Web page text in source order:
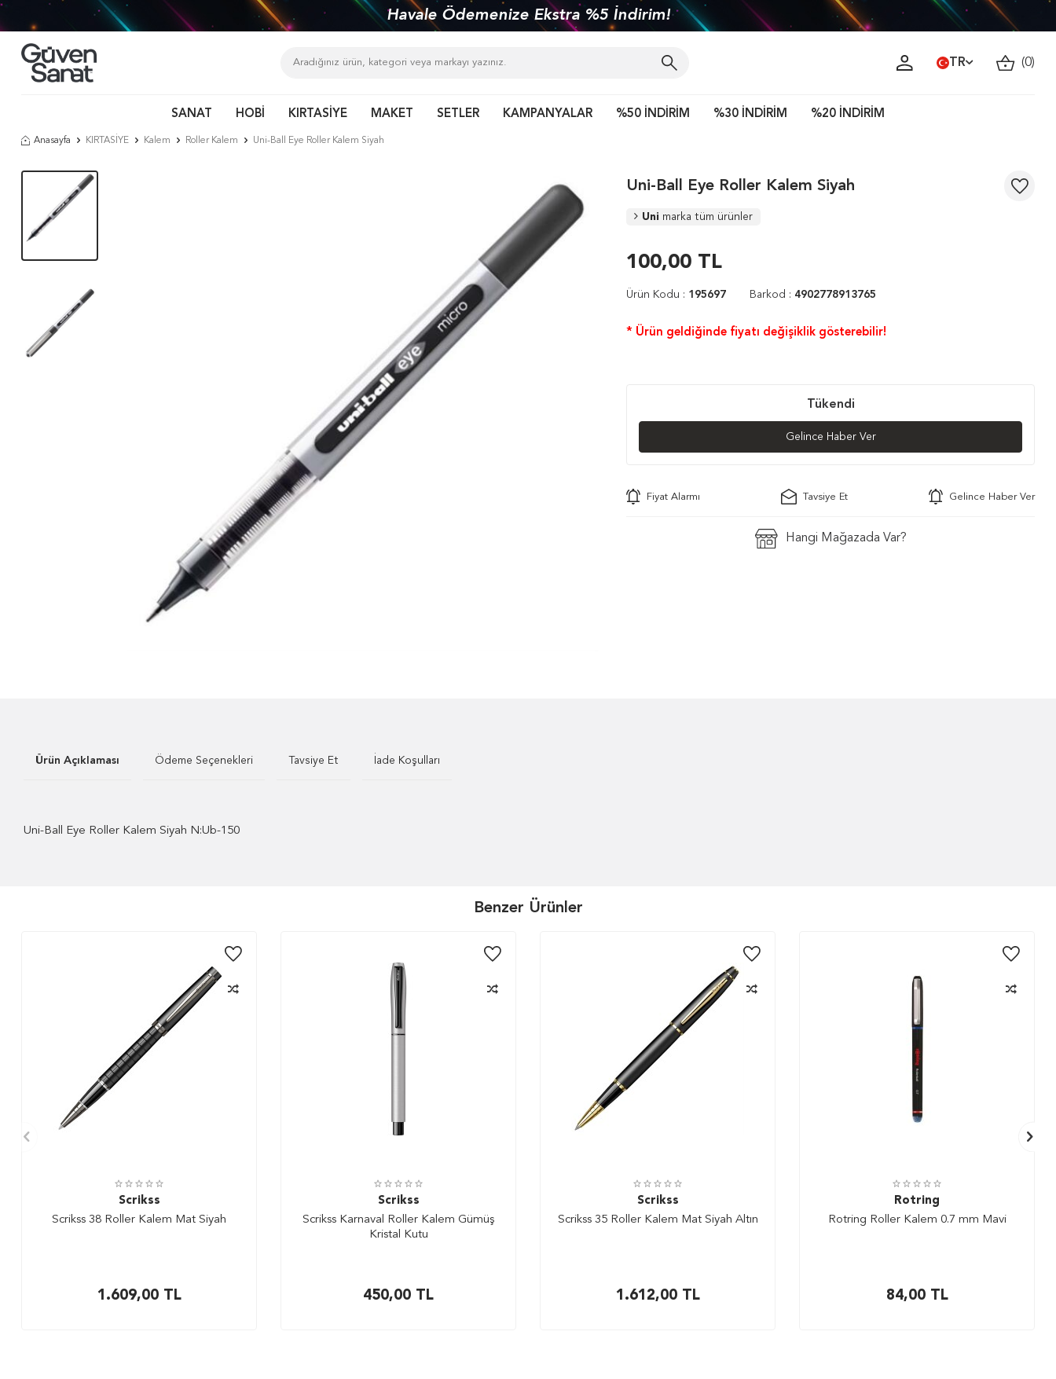
Havale Ödemenize Ekstra %5 İndirim!
TR (0)
SANAT HOBİ KIRTASİYE MAKET SETLER KAMPANYALAR %50 İNDİRİM %30 İNDİRİM %20 İNDİRİM
Anasayfa KIRTASİYE Kalem Roller Kalem Uni-Ball Eye Roller Kalem Siyah
Uni-Ball Eye Roller Kalem Siyah
Uni marka tüm ürünler
100,00 TL
Ürün Kodu : 195697 Barkod : 4902778913765
* Ürün geldiğinde fiyatı değişiklik gösterebilir!
Tükendi
Gelince Haber Ver
Fiyat Alarmı Tavsiye Et Gelince Haber Ver
Hangi Mağazada Var?
Ürün Açıklaması Ödeme Seçenekleri Tavsiye Et İade Koşulları
Uni-Ball Eye Roller Kalem Siyah N:Ub-150
Benzer Ürünler
Scrikss
Scrikss 38 Roller Kalem Mat Siyah
1.609,00TL
Scrikss
Scrikss Karnaval Roller Kalem Gümüş
Kristal Kutu
450,00 TL
Scrikss
Scrikss 35 Roller Kalem Mat Siyah Altın
1.612,00TL
Rotring
Rotring Roller Kalem 0.7 mm Mavi
84,00TL